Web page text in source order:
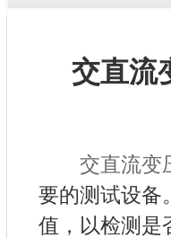
交直流
交直流变
要的测试设备
值，以检测是